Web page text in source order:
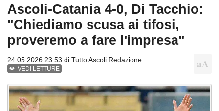
Ascoli-Catania 4-0, Di Tacchio:
"Chiediamo scusa ai tifosi,
proveremo a fare l'impresa"
24.05.2026 23:53 di Tutto Ascoli Redazione
VEDI LETTURE